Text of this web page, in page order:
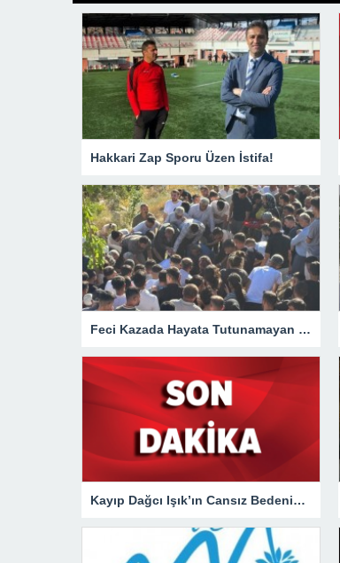
Hakkari Zap Sporu Üzen İstifa!
Feci Kazada Hayata Tutunamayan Ertunç Toprağa Verildi
Kayıp Dağcı Işık’ın Cansız Bedenine Ulaşıldı!